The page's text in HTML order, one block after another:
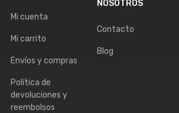
Mi cuenta
Mi carrito
Envíos y compras
Política de
devoluciones y
reembolsos
NOSOTROS
Contacto
Blog